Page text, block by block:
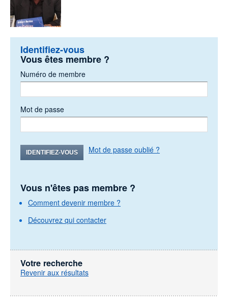
Identifiez-vous
Vous êtes membre ?
Numéro de membre
Mot de passe
IDENTIFIEZ-VOUS Mot de passe oublié ?
Vous n'êtes pas membre ?
Comment devenir membre ?
Découvrez qui contacter
Votre recherche
Revenir aux résultats